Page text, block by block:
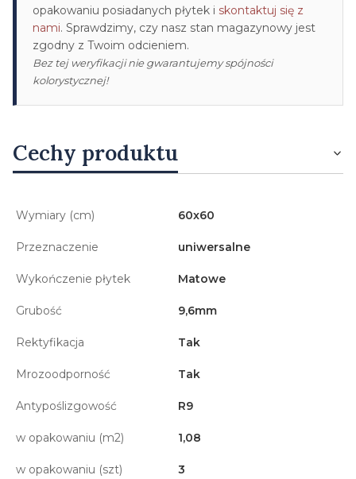
opakowaniu posiadanych płytek i skontaktuj się z
nami. Sprawdzimy, czy nasz stan magazynowy jest
zgodny z Twoim odcieniem.
Bez tej weryfikacji nie gwarantujemy spójności
kolorystycznej!
Cechy produktu
Wymiary (cm) 60x60
Przeznaczenie uniwersalne
Wykończenie płytek Matowe
Grubość 9,6mm
Rektyfikacja Tak
Mrozoodporność Tak
Antypoślizgowość R9
w opakowaniu (m2) 1,08
w opakowaniu (szt) 3